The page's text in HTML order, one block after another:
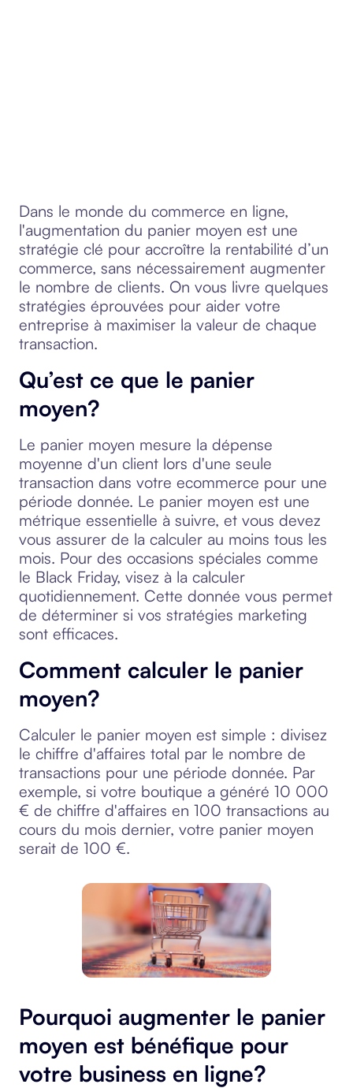
Dans le monde du commerce en ligne,
l'augmentation du panier moyen est une
stratégie clé pour accroître la rentabilité d’un
commerce, sans nécessairement augmenter
le nombre de clients. On vous livre quelques
stratégies éprouvées pour aider votre
entreprise à maximiser la valeur de chaque
transaction.
Qu’est ce que le panier
moyen?
Le panier moyen mesure la dépense
moyenne d'un client lors d'une seule
transaction dans votre ecommerce pour une
période donnée. Le panier moyen est une
métrique essentielle à suivre, et vous devez
vous assurer de la calculer au moins tous les
mois. Pour des occasions spéciales comme
le Black Friday, visez à la calculer
quotidiennement. Cette donnée vous permet
de déterminer si vos stratégies marketing
sont efficaces.
Comment calculer le panier
moyen?
Calculer le panier moyen est simple : divisez
le chiffre d'affaires total par le nombre de
transactions pour une période donnée. Par
exemple, si votre boutique a généré 10 000
€ de chiffre d'affaires en 100 transactions au
cours du mois dernier, votre panier moyen
serait de 100 €.
Pourquoi augmenter le panier
moyen est bénéfique pour
votre business en ligne?